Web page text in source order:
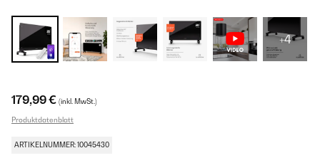
+4
179,99 € (inkl. MwSt.)
Produktdatenblatt
ARTIKELNUMMER: 10045430